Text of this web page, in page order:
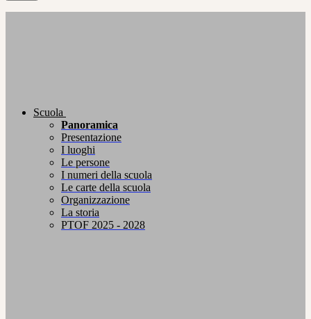
Scuola
Panoramica
Presentazione
I luoghi
Le persone
I numeri della scuola
Le carte della scuola
Organizzazione
La storia
PTOF 2025 - 2028